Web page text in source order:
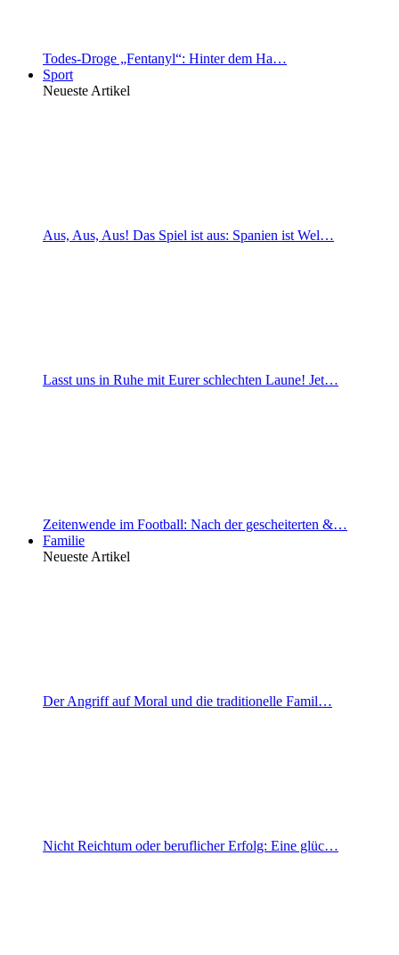
Todes-Droge „Fentanyl“: Hinter dem Ha…
Sport
Neueste Artikel
Aus, Aus, Aus! Das Spiel ist aus: Spanien ist Wel…
Lasst uns in Ruhe mit Eurer schlechten Laune! Jet…
Zeitenwende im Football: Nach der gescheiterten &…
Familie
Neueste Artikel
Der Angriff auf Moral und die traditionelle Famil…
Nicht Reichtum oder beruflicher Erfolg: Eine glüc…